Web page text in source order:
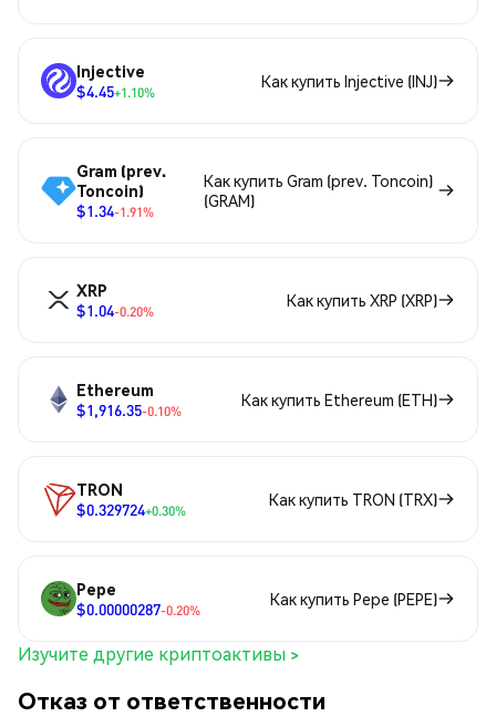
Injective
$4.45+1.10%
Как купить Injective (INJ)
Gram (prev.
Toncoin)
$1.34-1.91%
Как купить Gram (prev. Toncoin)
(GRAM)
XRP
$1.04-0.20%
Как купить XRP (XRP)
Ethereum
$1,916.35-0.10%
Как купить Ethereum (ETH)
TRON
$0.329724+0.30%
Как купить TRON (TRX)
Pepe
$0.00000287-0.20%
Как купить Pepe (PEPE)
Изучите другие криптоактивы >
Отказ от ответственности